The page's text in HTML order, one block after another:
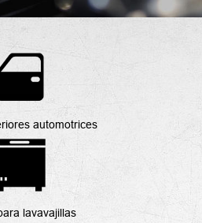
automotrices
lavavajillas